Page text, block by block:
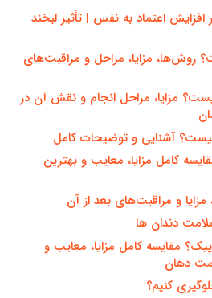
اعتماد به نفس | تأثیر لبخند
روش‌ها، مزایا، مراحل و مراقبت‌های
مزایا، مراحل انجام و نقش آن در
آشنایی و توضیحات کامل
کامل مزایا، معایب و بهترین
و مراقبت‌های بعد از آن
دندان ها
مقایسه کامل مزایا، معایب و
دهان
کنیم؟